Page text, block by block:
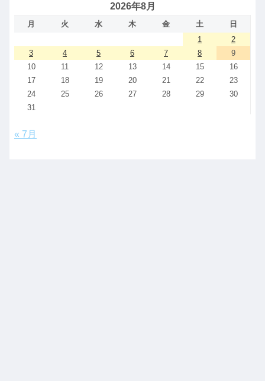
2026年8月
月 火 水 木 金 土
日
1
2
3
4 5 6 7 8
9
10
11 12 13 14 15
16
17
18 19 20 21 22
23
24
25 26 27 28 29
30
31
« 7月